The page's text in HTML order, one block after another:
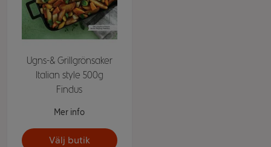
Ugns-& Grillgrönsaker
Italian style 500g
Findus
Mer info
Välj butik